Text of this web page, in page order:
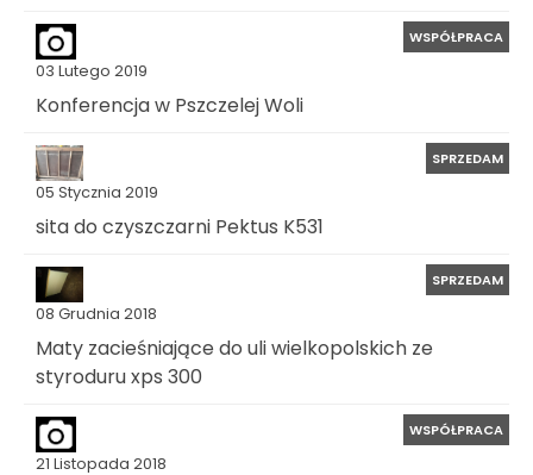
03 Lutego 2019
WSPÓŁPRACA
Konferencja w Pszczelej Woli
05 Stycznia 2019
SPRZEDAM
sita do czyszczarni Pektus K531
08 Grudnia 2018
SPRZEDAM
Maty zacieśniające do uli wielkopolskich ze
styroduru xps 300
21 Listopada 2018
WSPÓŁPRACA